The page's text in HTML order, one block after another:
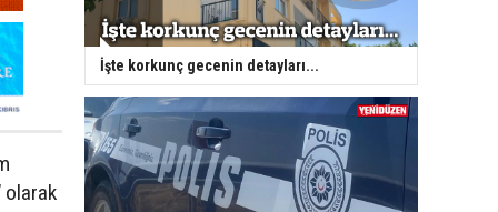
olarak
İşte korkunç gecenin detayları...